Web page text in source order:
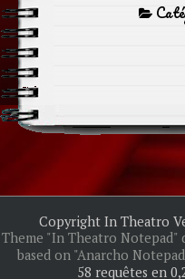
Copyright In Theatro
Theme "In Theatro Notepad"
based on "Anarcho
58 requêtes en